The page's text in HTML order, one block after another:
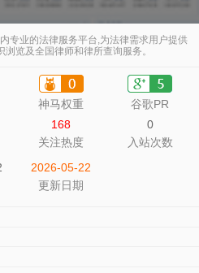
专业的法律服务平台,为法律需求用户提供
览及全国律师和律所查询服务。
神马权重 谷歌PR
168
关注热度
0
入站次数
2026-05-22
更新日期